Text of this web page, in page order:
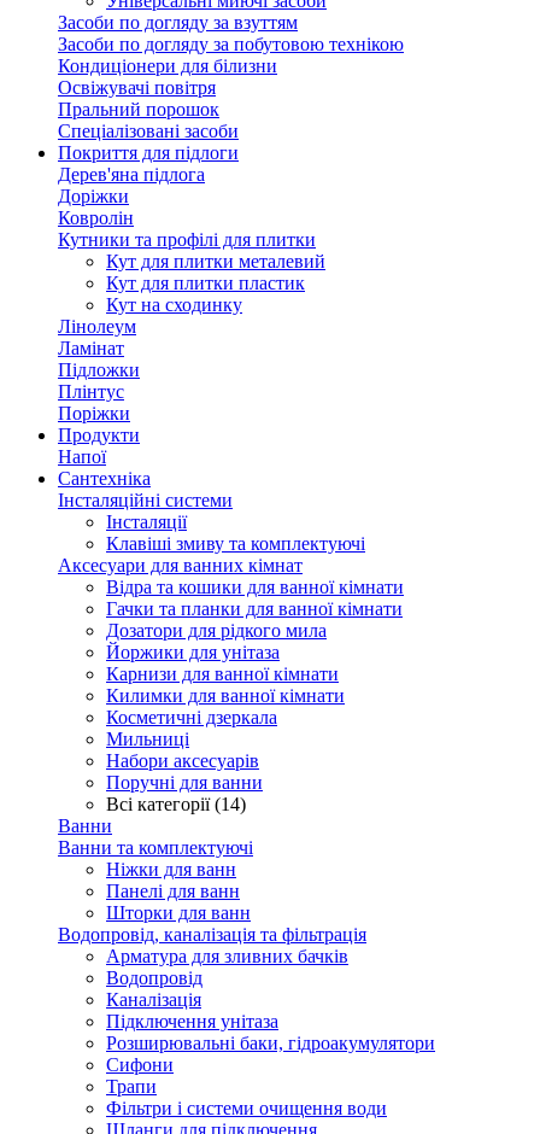
Засоби по догляду за взуттям
Засоби по догляду за побутовою технікою
Кондиціонери для білизни
Освіжувачі повітря
Пральний порошок
Спеціалізовані засоби
Покриття для підлоги
Дерев'яна підлога
Доріжки
Ковролін
Кутники та профілі для плитки
Кут для плитки металевий
Кут для плитки пластик
Кут на сходинку
Лінолеум
Ламінат
Підложки
Плінтус
Поріжки
Продукти
Напої
Сантехніка
Інсталяційні системи
Інсталяції
Клавіші змиву та комплектуючі
Аксесуари для ванних кімнат
Відра та кошики для ванної кімнати
Гачки та планки для ванної кімнати
Дозатори для рідкого мила
Йоржики для унітаза
Карнизи для ванної кімнати
Килимки для ванної кімнати
Косметичні дзеркала
Мильниці
Набори аксесуарів
Поручні для ванни
Всі категорії (14)
Ванни
Ванни та комплектуючі
Ніжки для ванн
Панелі для ванн
Шторки для ванн
Водопровід, каналізація та фільтрація
Арматура для зливних бачків
Водопровід
Каналізація
Підключення унітаза
Розширювальні баки, гідроакумулятори
Сифони
Трапи
Фільтри і системи очищення води
Шланги для підключення